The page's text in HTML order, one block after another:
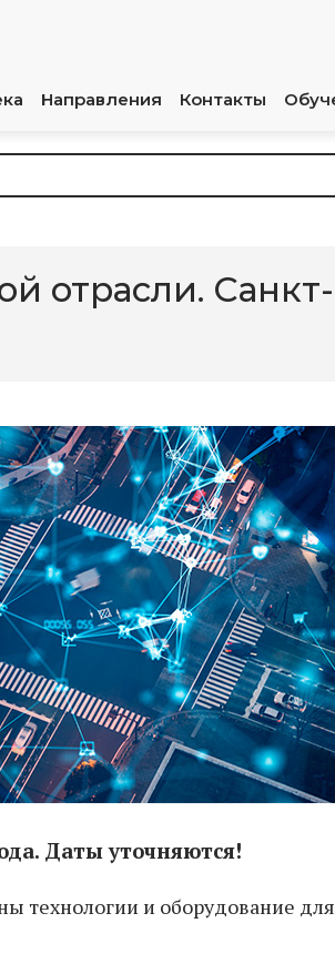
Направления Контакты
отрасли.
Даты уточняются!
технологии и оборудование для